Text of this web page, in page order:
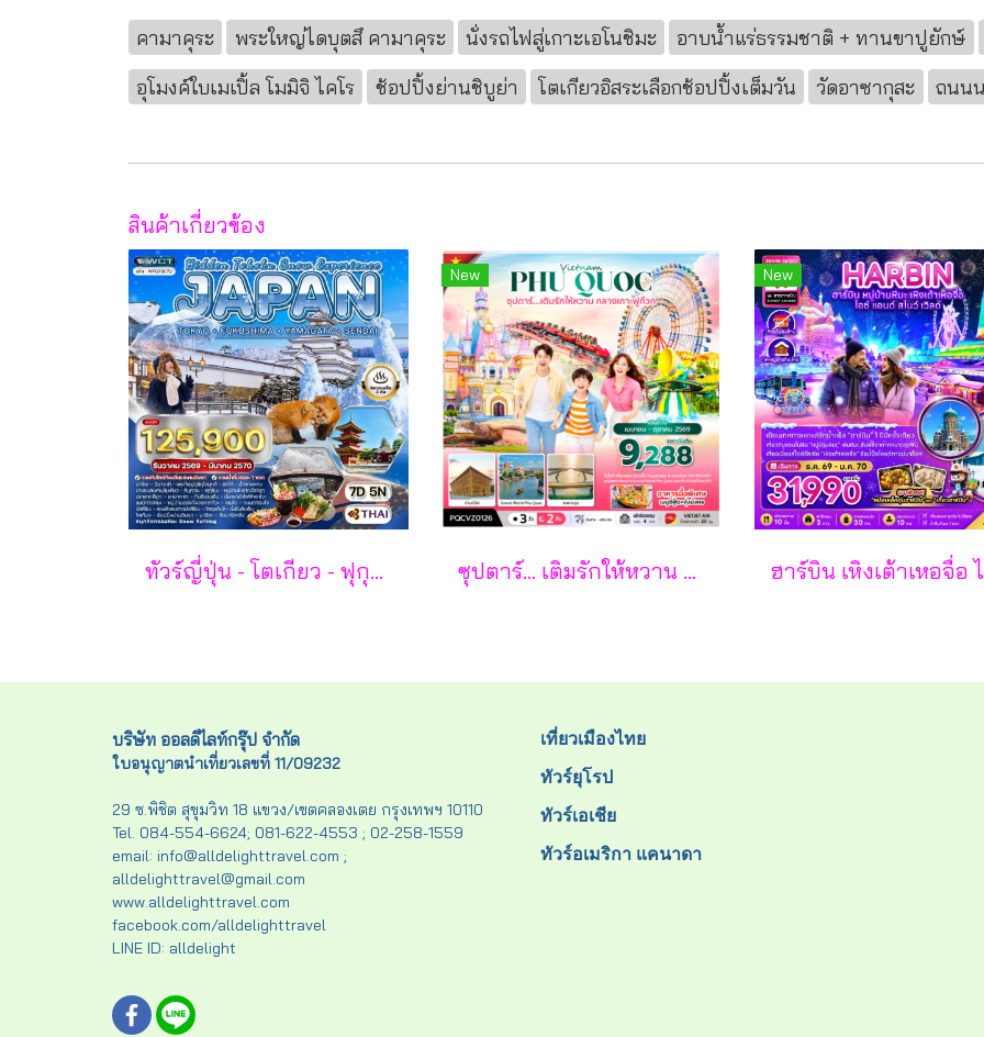
คามาคุระ พระใหญ่ไดบุตสึ คามาคุระ นั่งรถไฟสู่เกาะเอโนชิมะ
อาบน้ำแร่ธรรมชาติ + ทานขาปูยักษ์
อุโมงค์ใบเมเปิ้ล โมมิจิ ไคโร
ช้อปปิ้งย่านชิบูย่า โตเกียวอิสระเลือกช้อปปิ้งเต็มวัน วัดอาซากุสะ ถนน
สินค้าเกี่ยวข้อง
ทัวร์ญี่ปุ่น - โตเกียว - ฟุกุชิมะ - ยามากะตะ - เซนได 7 วัน - TG
New
ซุปตาร์... เติมรักให้หวาน กลางเกาะฟูก๊วก 3 วัน 2 คืน - VZ
New
บริษัท ออลดีไลท์กรุ๊ป จำกัด
ใบอนุญาตนำเที่ยวเลขที่ 11/09232
29 ซ.พิชิต สุขุมวิท 18 แขวง/เขตคลองเตย กรุงเทพฯ 10110
Tel. 084-554-6624; 081-622-4553 ; 02-258-1559
email: info@alldelighttravel.com ;
alldelighttravel@gmail.com
www.alldelighttravel.com
facebook.com/alldelighttravel
LINE ID: alldelight
เที่ยวเมืองไทย
ทัวร์ยุโรป
ทัวร์เอเชีย
ทัวร์อเมริกา แคนาดา